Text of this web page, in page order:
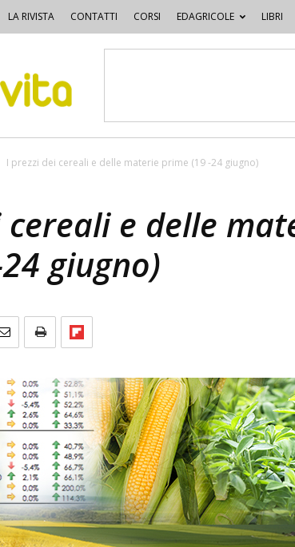
LA RIVISTA CONTATTI CORSI EDAGRICOLE LIBRI
I prezzi dei cereali e delle materie prime (19 -24 giugno)
cereali e delle
giugno)